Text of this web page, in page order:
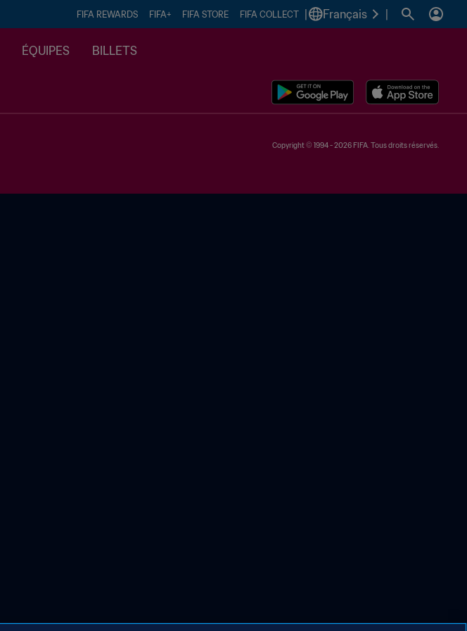
FIFA REWARDS FIFA+ FIFA STORE FIFA COLLECT Français
ÉQUIPES BILLETS
Copyright © 1994 - 2026 FIFA. Tous droits réservés.